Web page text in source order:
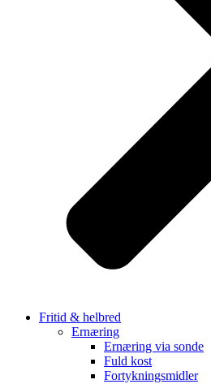
Fritid & helbred
Ernæring
Ernæring via sonde
Fuld kost
Fortykningsmidler